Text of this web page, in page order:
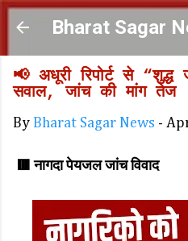
Skip to
Bharat Sagar
📢 अधूरी रिपोर्ट से
सवाल, जांच की मांग तेज
By Bharat Sagar News -
🟥 नागदा पेयजल जांच विवाद